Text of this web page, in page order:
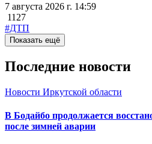
7 августа 2026 г. 14:59
1127
#ДТП
Показать ещё
Последние новости
Новости Иркутской области
В Бодайбо продолжается
после зимней аварии